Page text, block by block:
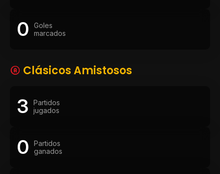
0
Goles
marcados
Clásicos Amistosos
3
Partidos
jugados
0
Partidos
ganados